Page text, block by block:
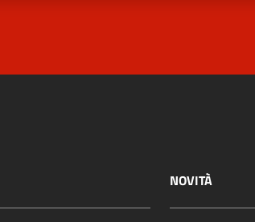
NOVITÀ